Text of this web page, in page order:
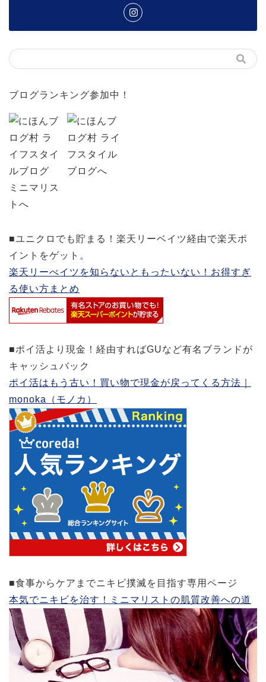
ブログランキング参加中！
■ユニクロでも貯まる！楽天リーベイツ経由で楽天ポ
イントをゲット。
楽天リーべイツを知らないともったいない！お得すぎ
る使い方まとめ
■ポイ活より現金！経由すればGUなど有名ブランドが
キャッシュバック
ポイ活はもう古い！買い物で現金が戻ってくる方法｜
monoka（モノカ）
■食事からケアまでニキビ撲滅を目指す専用ページ
本気でニキビを治す！ミニマリストの肌質改善への道